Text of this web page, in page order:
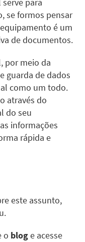
para
se formos pensar
é um
de documentos.
por meio da
guarda de dados
como um todo.
através do
do seu
informações
rápida e
este assunto,
o bloge acesse